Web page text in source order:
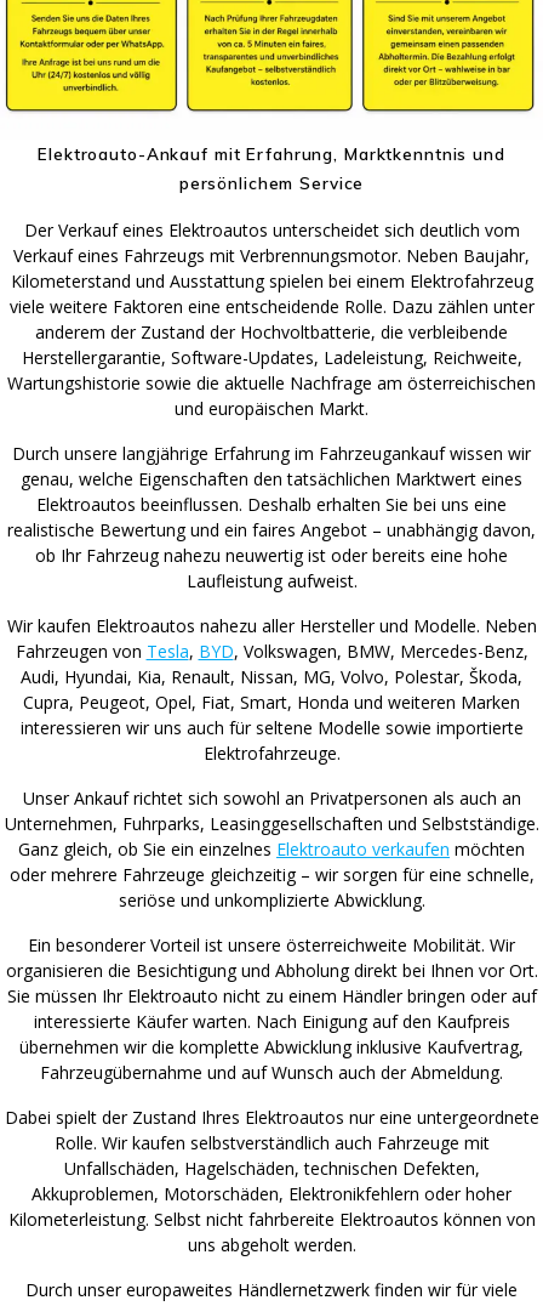
Elektroauto-Ankauf mit Erfahrung, Marktkenntnis und
persönlichem Service
Der Verkauf eines Elektroautos unterscheidet sich deutlich vom
Verkauf eines Fahrzeugs mit Verbrennungsmotor. Neben Baujahr,
Kilometerstand und Ausstattung spielen bei einem Elektrofahrzeug
viele weitere Faktoren eine entscheidende Rolle. Dazu zählen unter
anderem der Zustand der Hochvoltbatterie, die verbleibende
Herstellergarantie, Software-Updates, Ladeleistung, Reichweite,
Wartungshistorie sowie die aktuelle Nachfrage am österreichischen
und europäischen Markt.
Durch unsere langjährige Erfahrung im Fahrzeugankauf wissen wir
genau, welche Eigenschaften den tatsächlichen Marktwert eines
Elektroautos beeinflussen. Deshalb erhalten Sie bei uns eine
realistische Bewertung und ein faires Angebot – unabhängig davon,
ob Ihr Fahrzeug nahezu neuwertig ist oder bereits eine hohe
Laufleistung aufweist.
Wir kaufen Elektroautos nahezu aller Hersteller und Modelle. Neben
Fahrzeugen von Tesla, BYD, Volkswagen, BMW, Mercedes-Benz,
Audi, Hyundai, Kia, Renault, Nissan, MG, Volvo, Polestar, Škoda,
Cupra, Peugeot, Opel, Fiat, Smart, Honda und weiteren Marken
interessieren wir uns auch für seltene Modelle sowie importierte
Elektrofahrzeuge.
Unser Ankauf richtet sich sowohl an Privatpersonen als auch an
Unternehmen, Fuhrparks, Leasinggesellschaften und Selbstständige.
Ganz gleich, ob Sie ein einzelnes Elektroauto verkaufen möchten
oder mehrere Fahrzeuge gleichzeitig – wir sorgen für eine schnelle,
seriöse und unkomplizierte Abwicklung.
Ein besonderer Vorteil ist unsere österreichweite Mobilität. Wir
organisieren die Besichtigung und Abholung direkt bei Ihnen vor Ort.
Sie müssen Ihr Elektroauto nicht zu einem Händler bringen oder auf
interessierte Käufer warten. Nach Einigung auf den Kaufpreis
übernehmen wir die komplette Abwicklung inklusive Kaufvertrag,
Fahrzeugübernahme und auf Wunsch auch der Abmeldung.
Dabei spielt der Zustand Ihres Elektroautos nur eine untergeordnete
Rolle. Wir kaufen selbstverständlich auch Fahrzeuge mit
Unfallschäden, Hagelschäden, technischen Defekten,
Akkuproblemen, Motorschäden, Elektronikfehlern oder hoher
Kilometerleistung. Selbst nicht fahrbereite Elektroautos können von
uns abgeholt werden.
Durch unser europaweites Händlernetzwerk finden wir für viele